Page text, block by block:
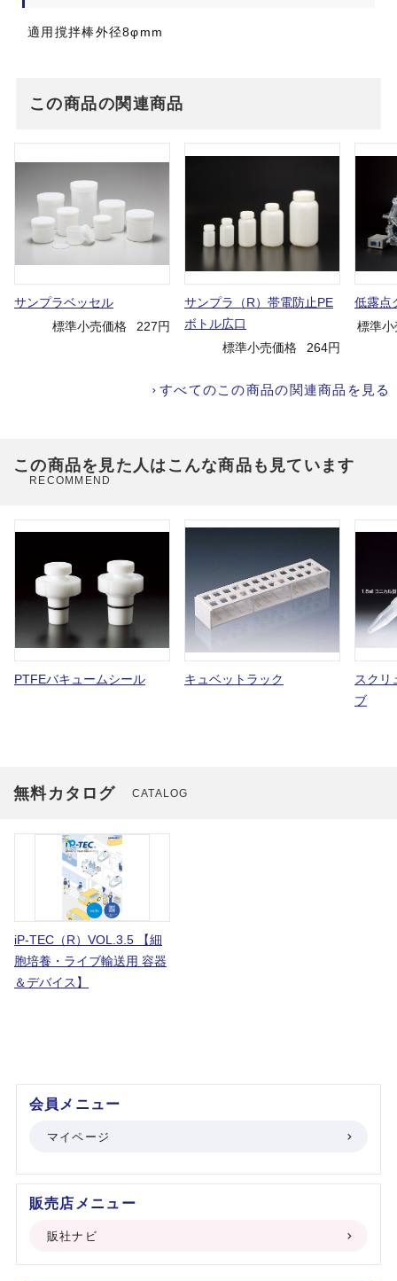
適用撹拌棒外径8φmm
この商品の関連商品
サンプラベッセル
標準小売価格
227円
サンプラ（R）帯電防止PE
ボトル広口
標準小売価格
264円
低露点
標準
すべてのこの商品の関連商品を見る
この商品を見た人はこんな商品も見ています
RECOMMEND
PTFEバキュームシール キュベットラック
スクリ
ブ
無料カタログ CATALOG
iP-TEC（R）VOL.3.5 【細
胞培養・ライブ輸送用 容器
＆デバイス】
会員メニュー
マイページ
販売店メニュー
販社ナビ